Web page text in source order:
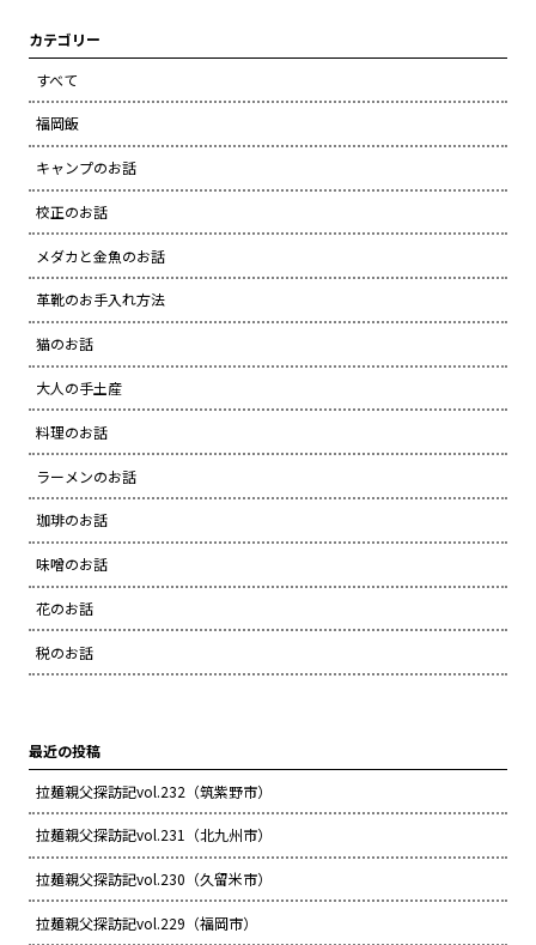
カテゴリー
すべて
福岡飯
キャンプのお話
校正のお話
メダカと金魚のお話
革靴のお手入れ方法
猫のお話
大人の手土産
料理のお話
ラーメンのお話
珈琲のお話
味噌のお話
花のお話
税のお話
最近の投稿
拉麺親父探訪記vol.232（筑紫野市）
拉麺親父探訪記vol.231（北九州市）
拉麺親父探訪記vol.230（久留米市）
拉麺親父探訪記vol.229（福岡市）